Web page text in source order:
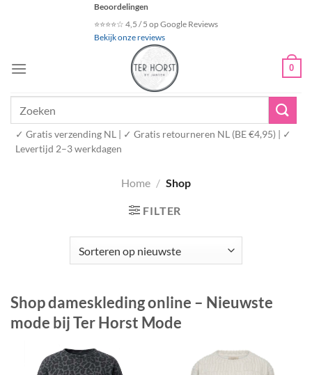
Beoordelingen
⭐⭐⭐⭐☆ 4,5 / 5 op Google Reviews
Bekijk onze reviews
0
✓ Gratis verzending NL | ✓ Gratis retourneren NL (BE €4,95) | ✓
Levertijd 2–3 werkdagen
Home / Shop
FILTER
Shop dameskleding online – Nieuwste
mode bij Ter Horst Mode